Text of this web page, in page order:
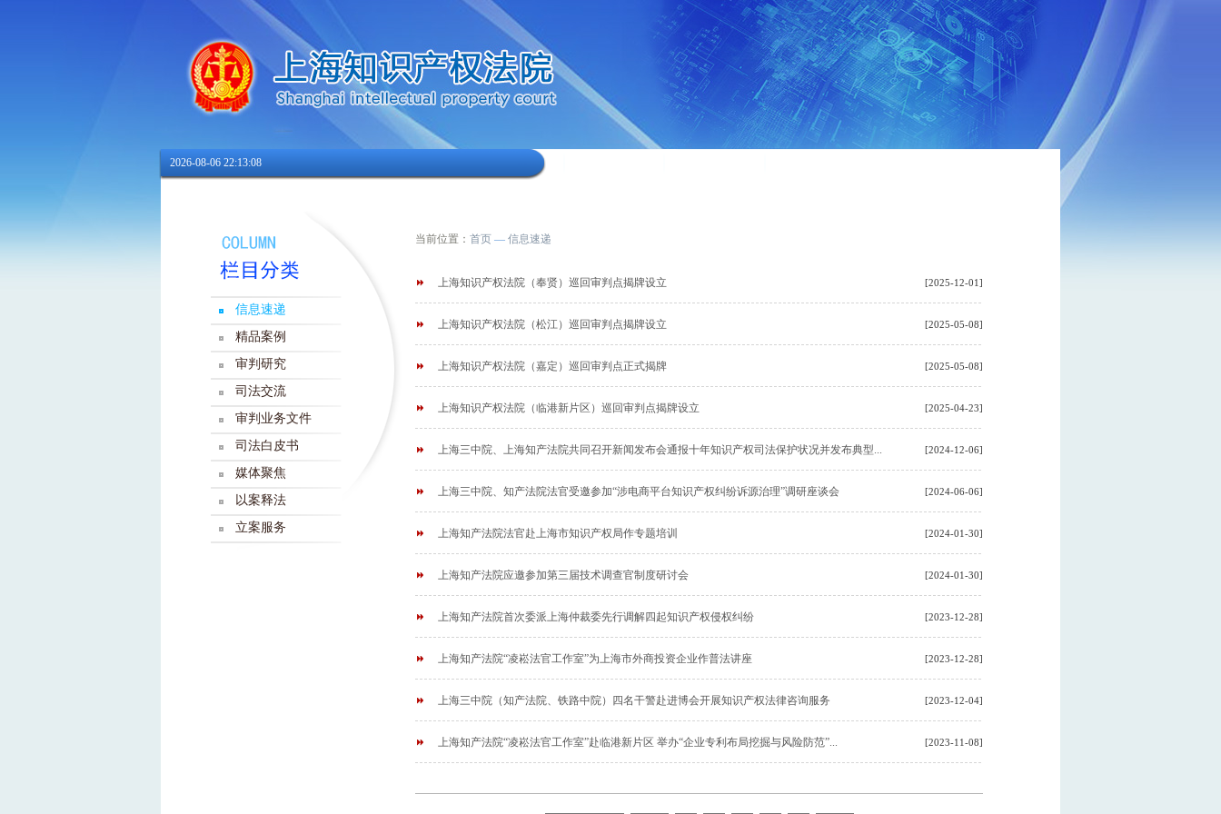
2026-08-06 22:13:09
信息速递
精品案例
审判研究
司法交流
审判业务文件
司法白皮书
媒体聚焦
以案释法
立案服务
当前位置： 首页 — 信息速递
[2025-12-01]
上海知识产权法院（奉贤）巡回审判点揭牌设立
[2025-05-08]
上海知识产权法院（松江）巡回审判点揭牌设立
[2025-05-08]
上海知识产权法院（嘉定）巡回审判点正式揭牌
[2025-04-23]
上海知识产权法院（临港新片区）巡回审判点揭牌设立
[2024-12-06]
上海三中院、上海知产法院共同召开新闻发布会通报十年知识产权司法保护状况并发布典型...
[2024-06-06]
上海三中院、知产法院法官受邀参加“涉电商平台知识产权纠纷诉源治理”调研座谈会
[2024-01-30]
上海知产法院法官赴上海市知识产权局作专题培训
[2024-01-30]
上海知产法院应邀参加第三届技术调查官制度研讨会
[2023-12-28]
上海知产法院首次委派上海仲裁委先行调解四起知识产权侵权纠纷
[2023-12-28]
上海知产法院“凌崧法官工作室”为上海市外商投资企业作普法讲座
[2023-12-04]
上海三中院（知产法院、铁路中院）四名干警赴进博会开展知识产权法律咨询服务
[2023-11-08]
上海知产法院“凌崧法官工作室”赴临港新片区 举办“企业专利布局挖掘与风险防范”...